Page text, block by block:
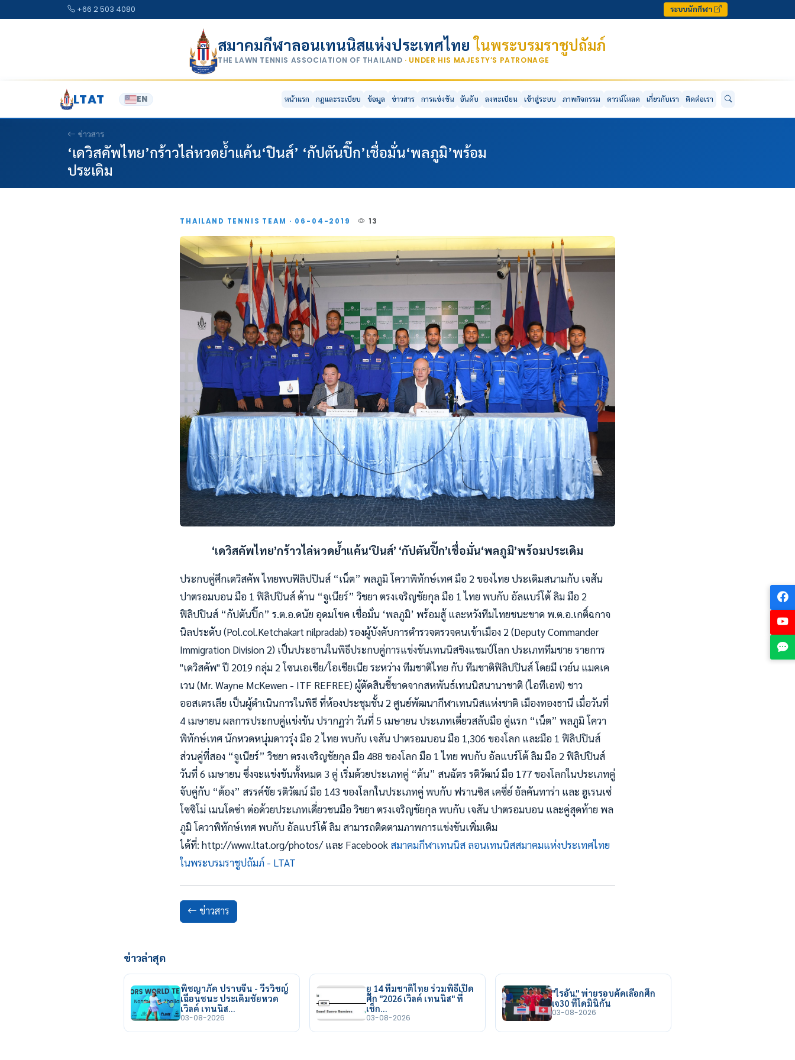
+66 2 503 4080 ระบบนักกีฬา
สมาคมกีฬาลอนเทนนิสแห่งประเทศไทยในพระบรมราชูปถัมภ์
THE LAWN TENNIS ASSOCIATION OF THAILAND · UNDER HIS MAJESTY’S PATRONAGE
LTAT EN หน้าแรก กฎและระเบียบ ข้อมูล ข่าวสาร การแข่งขัน อันดับ ลงทะเบียน เข้าสู่ระบบ ภาพกิจกรรม ดาวน์โหลด เกี่ยวกับเรา ติดต่อเรา
ข่าวสาร
‘เดวิสคัพไทย’กร้าวไล่หวดย้ำแค้น‘ปินส์’ ‘กัปตันปิ๊ก’เชื่อมั่น‘พลภูมิ’พร้อม
ประเดิม
THAILAND TENNIS TEAM · 06-04-2019 13
‘เดวิสคัพไทย’กร้าวไล่หวดย้ำแค้น‘ปินส์’ ‘กัปตันปิ๊ก’เชื่อมั่น‘พลภูมิ’พร้อมประเดิม
ประกบคู่ศึกเดวิสคัพ ไทยพบฟิลิปปินส์ “เน็ต” พลภูมิ โควาพิทักษ์เทศ มือ 2 ของไทย ประเดิมสนามกับ เจสัน
ปาตรอมบอน มือ 1 ฟิลิปปินส์ ด้าน “จูเนียร์” วิชยา ตรงเจริญชัยกุล มือ 1 ไทย พบกับ อัลแบร์โต้ ลิม มือ 2
ฟิลิปปินส์ “กัปตันปิ๊ก” ร.ต.อ.ดนัย อุดมโชค เชื่อมั่น ‘พลภูมิ’ พร้อมสู้ และหวังทีมไทยชนะขาด พ.ต.อ.เกติ์ฉกาจ
นิลประดับ (Pol.col.Ketchakart nilpradab) รองผู้บังคับการตำรวจตรวจคนเข้าเมือง 2 (Deputy Commander
Immigration Division 2) เป็นประธานในพิธีประกบคู่การแข่งขันเทนนิสชิงแชมป์โลก ประเภททีมชาย รายการ
"เดวิสคัพ" ปี 2019 กลุ่ม 2 โซนเอเชีย/โอเชียเนีย ระหว่าง ทีมชาติไทย กับ ทีมชาติฟิลิปปินส์ โดยมี เวย์น แมคเค
เวน (Mr. Wayne McKewen - ITF REFREE) ผู้ตัดสินชี้ขาดจากสหพันธ์เทนนิสนานาชาติ (ไอทีเอฟ) ชาว
ออสเตรเลีย เป็นผู้ดำเนินการในพิธี ที่ห้องประชุมชั้น 2 ศูนย์พัฒนากีฬาเทนนิสแห่งชาติ เมืองทองธานี เมื่อวันที่
4 เมษายน ผลการประกบคู่แข่งขัน ปรากฏว่า วันที่ 5 เมษายน ประเภทเดี่ยวสลับมือ คู่แรก “เน็ต” พลภูมิ โควา
พิทักษ์เทศ นักหวดหนุ่มดาวรุ่ง มือ 2 ไทย พบกับ เจสัน ปาตรอมบอน มือ 1,306 ของโลก และมือ 1 ฟิลิปปินส์
ส่วนคู่ที่สอง “จูเนียร์” วิชยา ตรงเจริญชัยกุล มือ 488 ของโลก มือ 1 ไทย พบกับ อัลแบร์โต้ ลิม มือ 2 ฟิลิปปินส์
วันที่ 6 เมษายน ซึ่งจะแข่งขันทั้งหมด 3 คู่ เริ่มด้วยประเภทคู่ “ต้น” สนฉัตร รติวัฒน์ มือ 177 ของโลกในประเภทคู่
จับคู่กับ “ต้อง” สรรค์ชัย รติวัฒน์ มือ 143 ของโลกในประเภทคู่ พบกับ ฟรานซิส เคซี่ย์ อัลคันทาร่า และ ฮูเรนเซ่
โซซิโม่ เมนโดซ่า ต่อด้วยประเภทเดี่ยวชนมือ วิชยา ตรงเจริญชัยกุล พบกับ เจสัน ปาตรอมบอน และคู่สุดท้าย พล
ภูมิ โควาพิทักษ์เทศ พบกับ อัลแบร์โต้ ลิม สามารถติดตามภาพการแข่งขันเพิ่มเติม
ได้ที่: http://www.ltat.org/photos/ และ Facebook สมาคมกีฬาเทนนิส ลอนเทนนิสสมาคมแห่งประเทศไทย
ในพระบรมราชูปถัมภ์ - LTAT
ข่าวสาร
ข่าวล่าสุด
พิชญาภัค ปราบจีน - วีรวิชญ์
เฉือนชนะ ประเดิมชัยหวด
เวิลด์ เทนนิส…
03-08-2026
ยู 14 ทีมชาติไทย ร่วมพิธีเปิด
ศึก "2026 เวิลด์ เทนนิส" ที่
เช็ก…
03-08-2026
"ไรอัน" พ่ายรอบคัดเลือกศึก
เจ30 ที่โดมินิกัน
03-08-2026